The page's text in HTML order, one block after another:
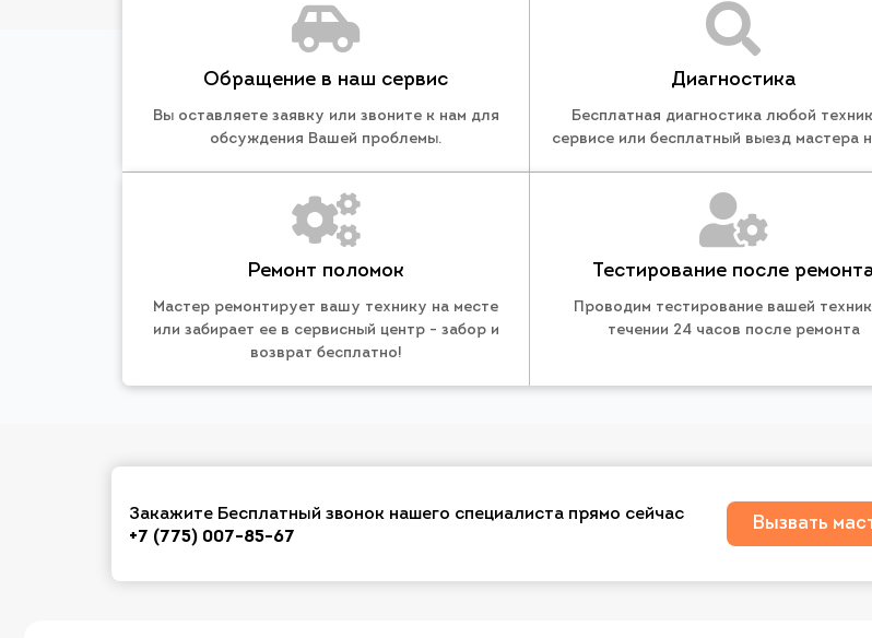
Обращение в наш сервис
Вы оставляете заявку или звоните к нам для
обсуждения Вашей проблемы.
Диагностика
Бесплатная диагностика любой
сервисе или бесплатный выезд мастера
Ремонт поломок
Мастер ремонтирует вашу технику на месте
или забирает ее в сервисный центр - забор и
возврат бесплатно!
Тестирование после
Проводим тестирование вашей
течении 24 часов после ремонта
Закажите Бесплатный звонок нашего специалиста прямо сейчас
+7 (775) 007-85-67
Вызвать